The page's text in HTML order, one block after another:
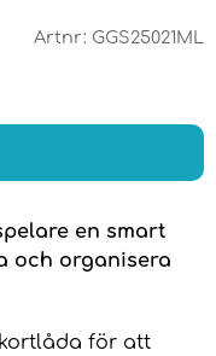
Artnr: GGS25021ML
en smart
och organisera
för att